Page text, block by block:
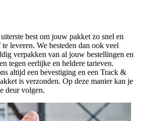
best om jouw pakket zo snel en
leveren. We besteden dan ook veel
verpakken van al jouw bestellingen en
tegen eerlijke en heldere tarieven.
altijd een bevestiging en een Track &
is verzonden. Op deze manier kan je
deur volgen.